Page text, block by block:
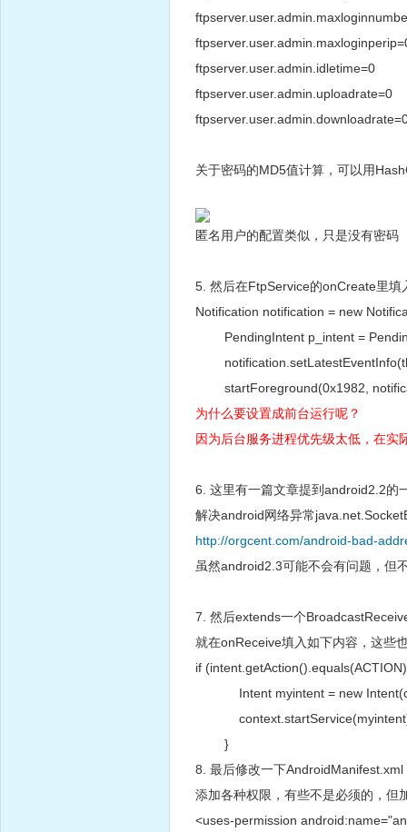
ftpserver.user.admin.idletime=0
ftpserver.user.admin.uploadrate=0
关于密码的MD5值计算，可以用
匿名用户的配置类似，只是没有密码
5. 然后在FtpService的onCreate里填
Notification notification = new
PendingIntent p_intent =
startForeground(0x1982,
为什么要设置成前台运行呢？
因为后台服务进程优先级太低，在实
6. 这里有一篇文章提到android2.2的
解决android网络异常
http://orgcent.com/android-bad-
虽然android2.3可能不会有问题，
7. 然后extends一个
就在onReceive填入如下内容，这些
if
Intent myintent = new
}
8. 最后修改一下AndroidManifest.xml
添加各种权限，有些不是必须的，但
<uses-permission